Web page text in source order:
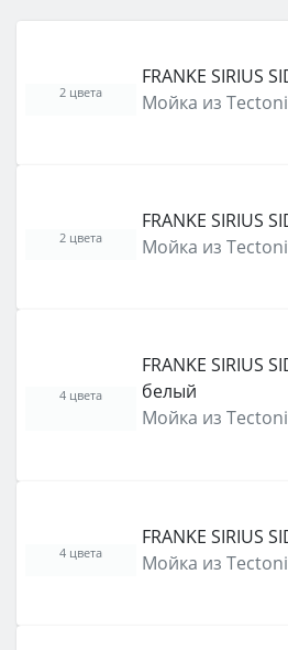
затем смотрите на объём
функции (конвекция,
защита от детей).
FRANKE SIRIUS
Мойка из
2 цвета
FRANKE SIRIUS
Мойка из
2 цвета
FRANKE SIRIUS
белый
Мойка из
4 цвета
FRANKE SIRIUS
Мойка из
4 цвета